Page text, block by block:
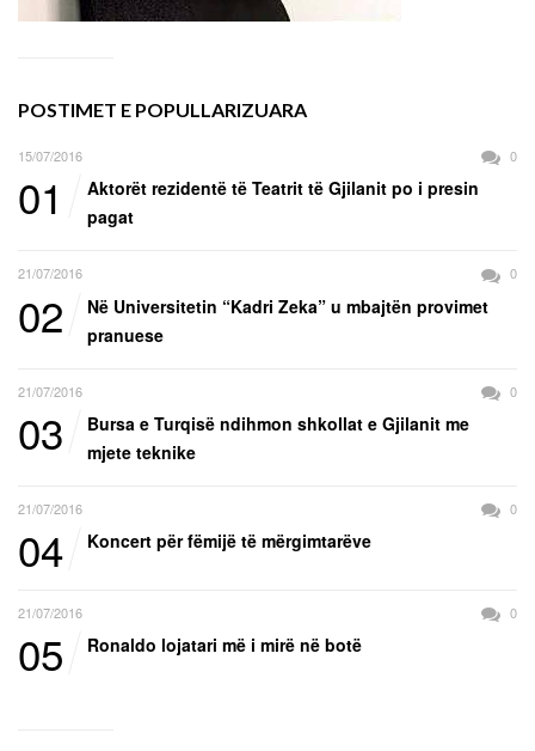
POSTIMET E POPULLARIZUARA
15/07/2016 0
01
Aktorët rezidentë të Teatrit të Gjilanit po i presin
pagat
21/07/2016 0
02
Në Universitetin “Kadri Zeka” u mbajtën provimet
pranuese
21/07/2016 0
03
Bursa e Turqisë ndihmon shkollat e Gjilanit me
mjete teknike
21/07/2016 0
04 Koncert për fëmijë të mërgimtarëve
21/07/2016 0
05 Ronaldo lojatari më i mirë në botë